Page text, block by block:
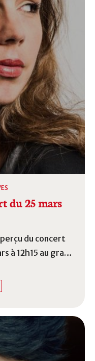
du 25 mars
du concert
à 12h15 au grand
au
de musique et
duo de Saint-
figure
la musique